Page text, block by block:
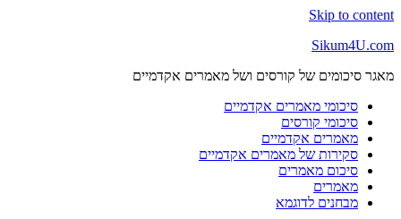
Skip to content
Sikum4U.com
מאגר סיכומים של קורסים ושל מאמרים אקדמיים
סיכומי מאמרים אקדמיים
סיכומי קורסים
מאמרים אקדמיים
סקירות של מאמרים אקדמיים
סיכום מאמרים
מאמרים
מבחנים לדוגמא